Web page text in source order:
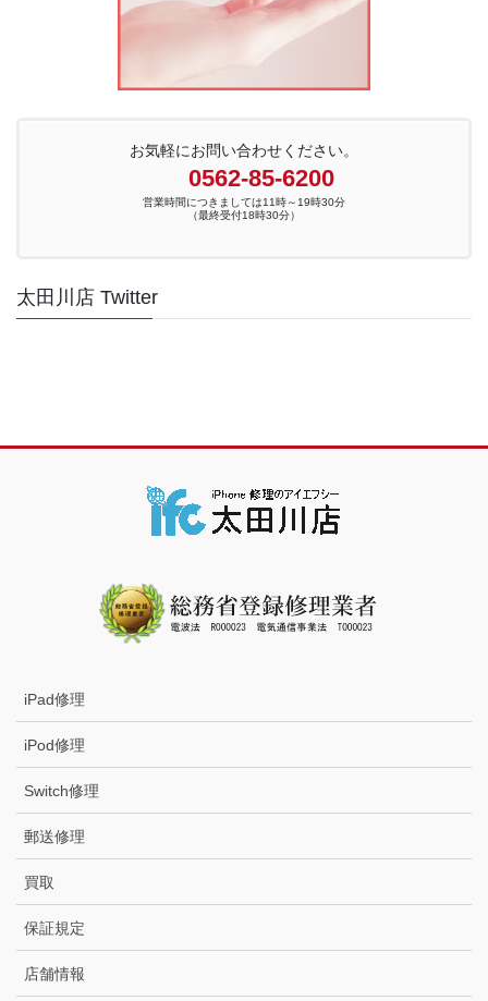
お気軽にお問い合わせください。
0562-85-6200
営業時間につきましては11時～19時30分
（最終受付18時30分）
太田川店 Twitter
iPad修理
iPod修理
Switch修理
郵送修理
買取
保証規定
店舗情報